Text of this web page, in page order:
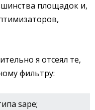
площадок и,
я отсеял те,
фильтру:
sape;